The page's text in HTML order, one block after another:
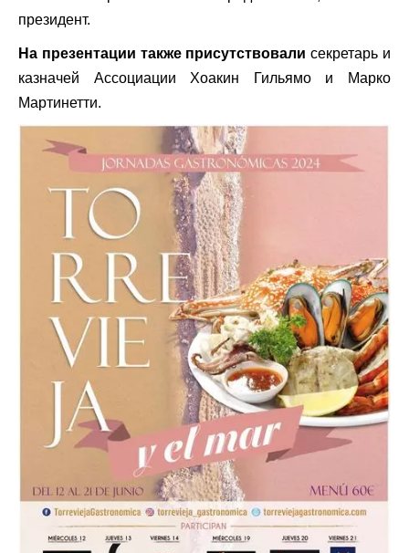
президент.
На презентации также присутствовали секретарь и
казначей Ассоциации Хоакин Гильямо и Марко
Мартинетти.